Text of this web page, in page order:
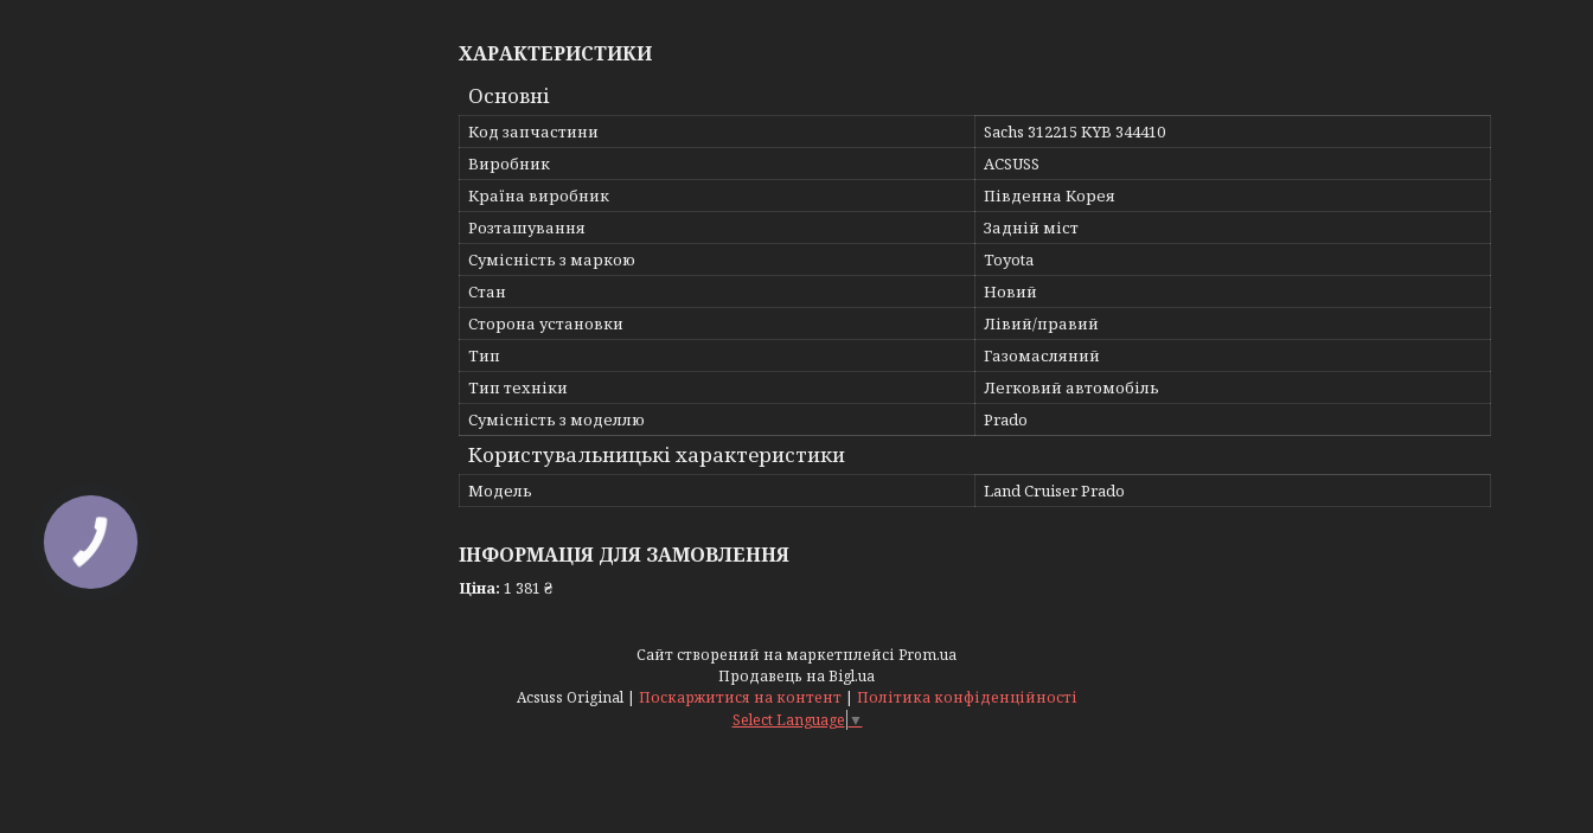
ХАРАКТЕРИСТИКИ
Основні
Код запчастини
Sachs 312215 KYB 344410
Виробник
ACSUSS
Країна виробник
Південна Корея
Розташування
Задній міст
Сумісність з маркою
Toyota
Стан
Новий
Сторона установки
Лівий/правий
Тип
Газомасляний
Тип техніки
Легковий автомобіль
Сумісність з моделлю
Prado
Користувальницькі характеристики
Мoдель Land Cruiser Prado
ІНФОРМАЦІЯ ДЛЯ ЗАМОВЛЕННЯ
Ціна: 1 381 ₴
Сайт створений на маркетплейсі Prom.ua
Продавець на Bigl.ua
Acsuss Original | Поскаржитися на контент | Політика конфіденційності
Select Language ▼